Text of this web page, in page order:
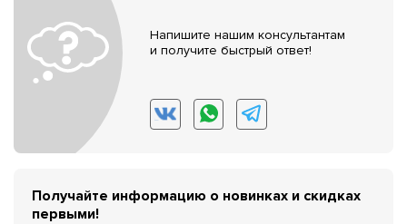
Напишите нашим консультантам
и получите быстрый ответ!
Получайте информацию о новинках и скидках
первыми!